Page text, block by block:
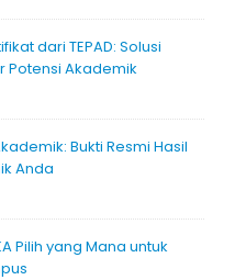
dari TEPAD: Solusi
Potensi Akademik
Bukti Resmi Hasil
Anda
Pilih yang Mana untuk